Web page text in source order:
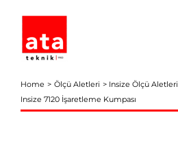
content
Home Ölçü Aletleri
Insize Ölçü Aletleri
Insize 7120 İşaretleme Kumpası